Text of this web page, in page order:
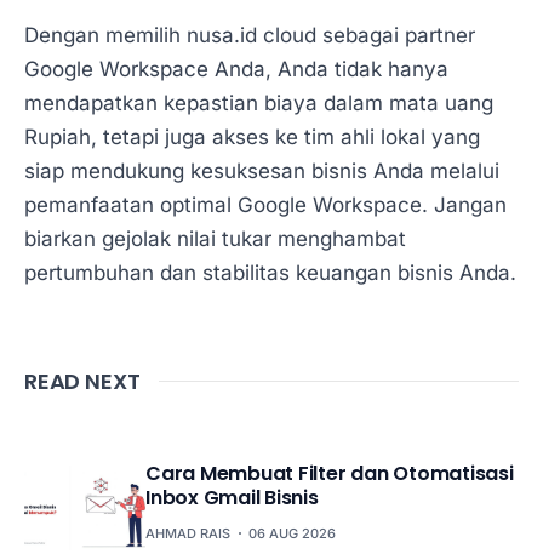
Dengan memilih nusa.id cloud sebagai partner
Google Workspace Anda, Anda tidak hanya
mendapatkan kepastian biaya dalam mata uang
Rupiah, tetapi juga akses ke tim ahli lokal yang
siap mendukung kesuksesan bisnis Anda melalui
pemanfaatan optimal Google Workspace. Jangan
biarkan gejolak nilai tukar menghambat
pertumbuhan dan stabilitas keuangan bisnis Anda.
READ NEXT
Cara Membuat Filter dan Otomatisasi
Inbox Gmail Bisnis
AHMAD RAIS 06 AUG 2026